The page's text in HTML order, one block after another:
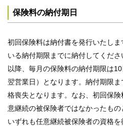
保険料の納付期日
初回保険料は納付書を発行いたし
いる納付期限までに納付してくださ
以降、毎月の保険料の納付期限は
翌営業日）となります。納付期限
格喪失となります。なお、初回保
意継続の被保険者ではなかったもの
いずれも任意継続被保険者の資格